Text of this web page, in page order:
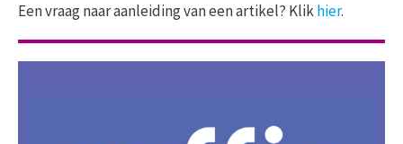
Een vraag naar aanleiding van een artikel? Klikhier.